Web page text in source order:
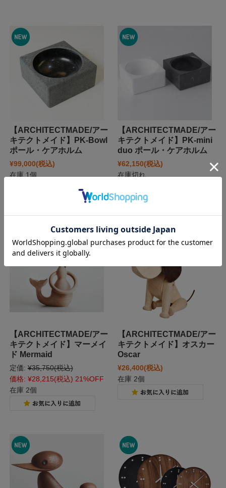
【ARCHITECTMADE/アー
キテクトメイド】PK-Bowl
ポール・ケアホルム
¥99,000(税込)
在庫 1個
【ARCHITECTMADE/アー
キテクトメイド】PK-mini
duo ポール・ケアホルム
¥62,150(税込)
在庫切れ
【ARCHITECTMADE/アー
キテクトメイド】マーメイ
ド Mermaid
定価: ¥35,750(税込)
価格: ¥28,215(税込) 21%OFF
在庫 2個
【ARCHITECTMADE/アー
キテクトメイド】オスカー
Oscar
¥26,400(税込)
在庫 2個